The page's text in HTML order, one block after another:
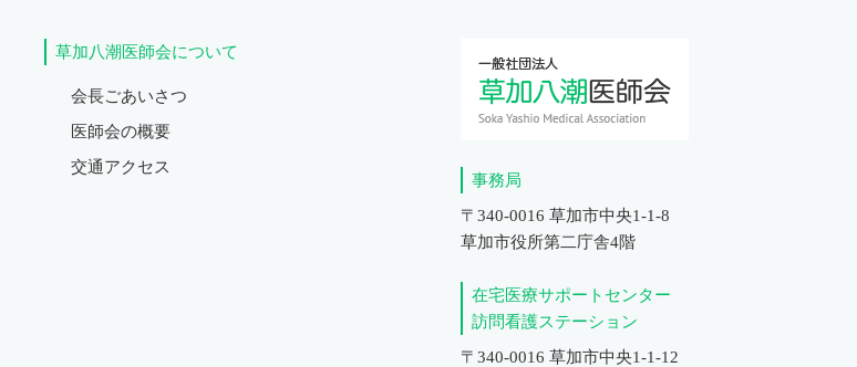
事務局
〒340-0016 草加市中央1-1-8
草加市役所第二庁舎4階
在宅医療サポートセンター
訪問看護ステーション
〒340-0016 草加市中央1-1-12
草加八潮医師会について
会長ごあいさつ
医師会の概要
交通アクセス